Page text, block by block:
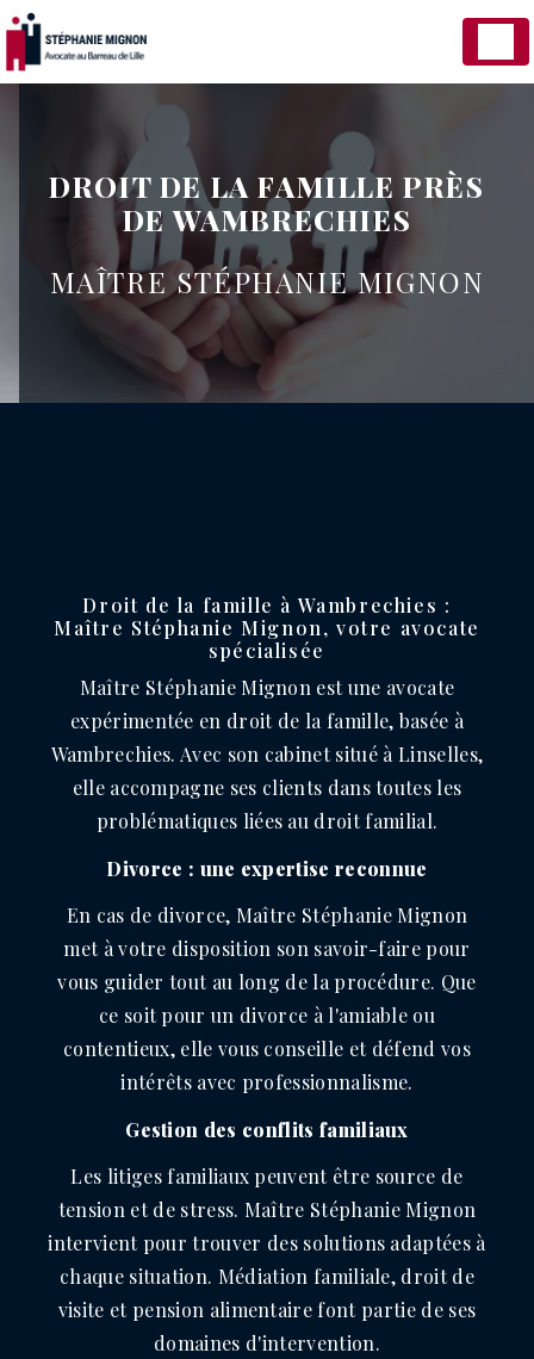
DROIT DE LA FAMILLE PRÈS
DE WAMBRECHIES
MAÎTRE STÉPHANIE MIGNON
Droit de la famille à Wambrechies :
Maître Stéphanie Mignon, votre avocate
spécialisée
Maître Stéphanie Mignon est une avocate
expérimentée en droit de la famille, basée à
Wambrechies. Avec son cabinet situé à Linselles,
elle accompagne ses clients dans toutes les
problématiques liées au droit familial.
Divorce : une expertise reconnue
En cas de divorce, Maître Stéphanie Mignon
met à votre disposition son savoir-faire pour
vous guider tout au long de la procédure. Que
ce soit pour un divorce à l'amiable ou
contentieux, elle vous conseille et défend vos
intérêts avec professionnalisme.
Gestion des conflits familiaux
Les litiges familiaux peuvent être source de
tension et de stress. Maître Stéphanie Mignon
intervient pour trouver des solutions adaptées à
chaque situation. Médiation familiale, droit de
visite et pension alimentaire font partie de ses
domaines d'intervention.
Panneau de gestion des cookies